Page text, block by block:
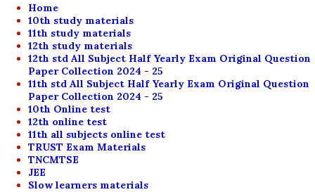
Home
10th study materials
11th study materials
12th study materials
12th std All Subject Half Yearly Exam Original Question
Paper Collection 2024 - 25
11th std All Subject Half Yearly Exam Original Question
Paper Collection 2024 - 25
10th Online test
12th online test
11th all subjects online test
TRUST Exam Materials
TNCMTSE
JEE
Slow learners materials